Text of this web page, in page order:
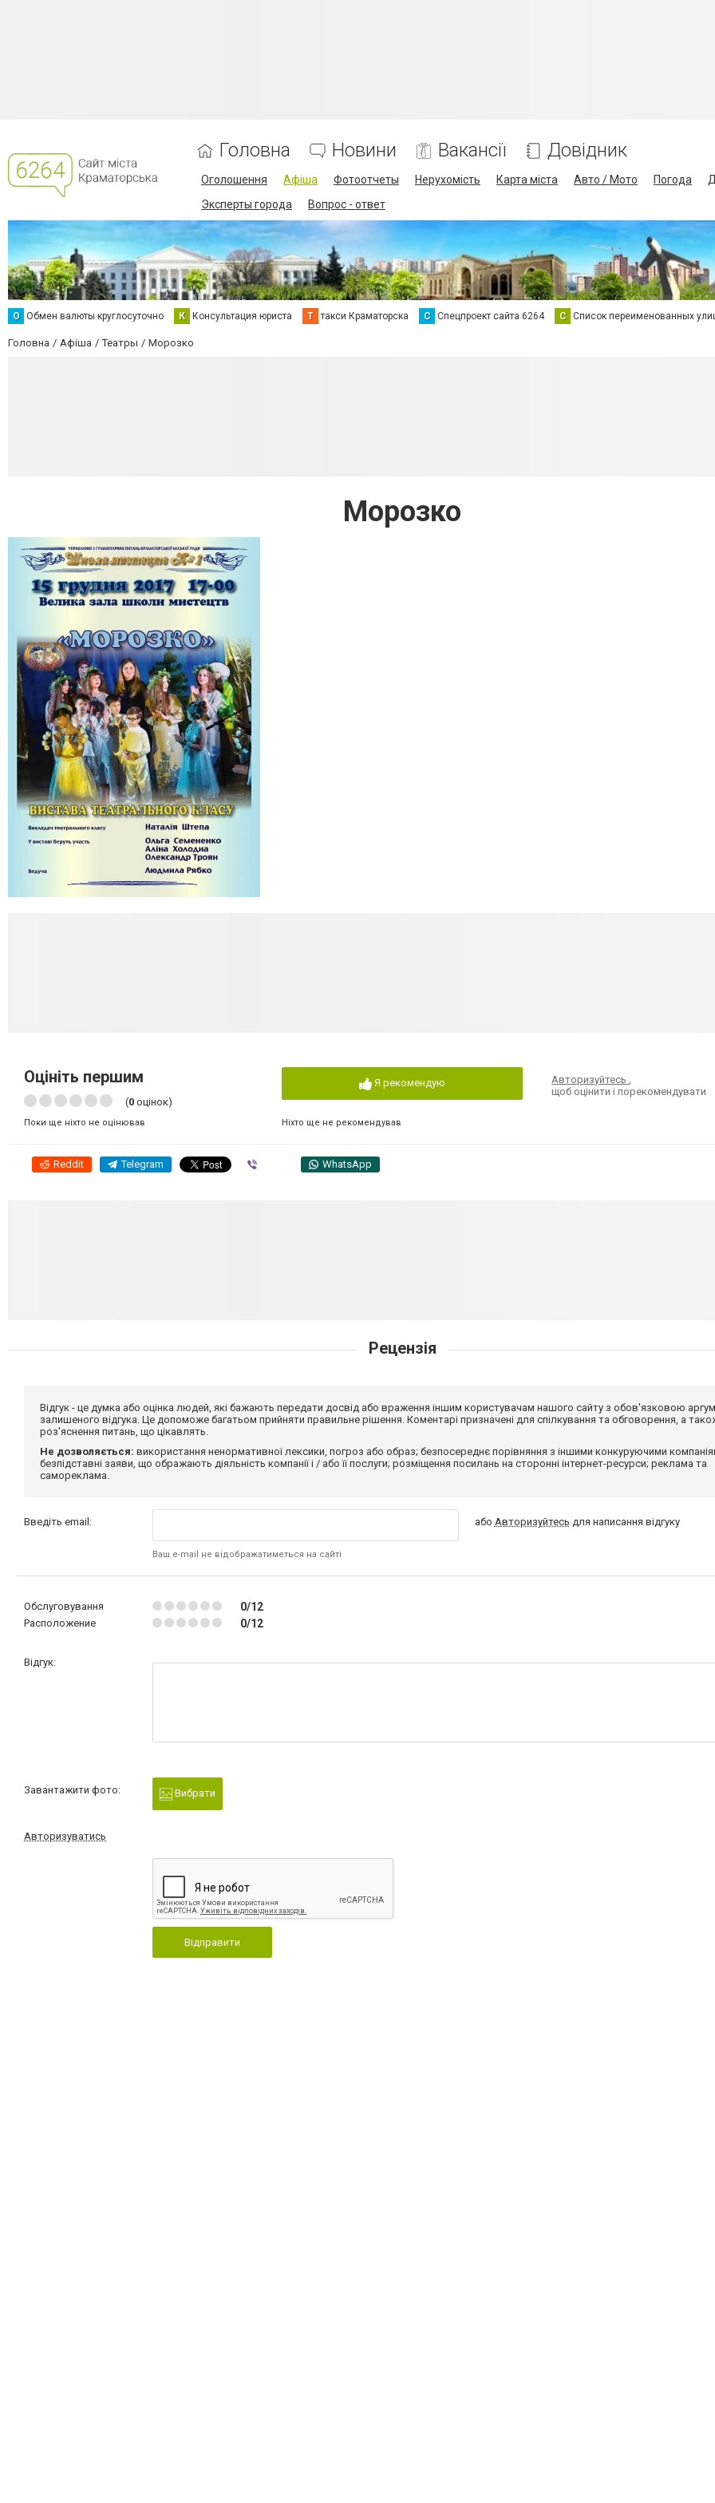
Головна Новини Вакансії Довідник
Оголошення Афіша Фотоотчеты Нерухомість Карта міста Авто / Мото Погода
Эксперты города
Вопрос - ответ
О Обмен валюты круглосуточно К Консультация юриста Т такси Краматорска С Спецпроект сайта 6264 С Список переименованных
Головна Афіша Театры Морозко
Морозко
Оцініть першим
(0 оцінок)
Поки ще ніхто не оцінював
Я рекомендую
Ніхто ще не рекомендував
Авторизуйтесь,
щоб оцінити і порекомендувати
Reddit Telegram WhatsApp
Рецензія
Відгук - це думка або оцінка людей, які бажають передати досвід або враження іншим користувачам нашого сайту з обов'язковою
залишеного відгука. Це допоможе багатьом прийняти правильне рішення. Коментарі призначені для спілкування та обговорення, а
роз'яснення питань, що цікавлять.
Не дозволяється: використання ненормативної лексики, погроз або образ; безпосереднє порівняння з іншими конкуруючими
безпідставні заяви, що ображають діяльність компанії і / або її послуги; розміщення посилань на сторонні інтернет-ресурси; реклама та
самореклама.
Введіть email:
Ваш e-mail не відображатиметься на сайті
або Авторизуйтесь для написання відгуку
Обслуговування 0/12
Расположение 0/12
Відгук:
Завантажити фото: Вибрати
Авторизуватись
Відправити